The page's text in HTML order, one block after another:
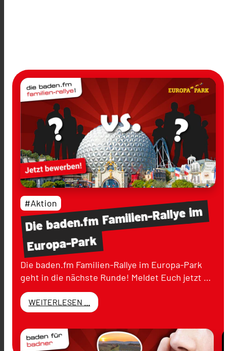
Diebaden.fmFamilien-Rallyeim
Europa-Park
#Aktion
Die baden.fm Familien-Rallye im Europa-Park
geht in die nächste Runde! Meldet Euch jetzt …
WEITERLESEN ...